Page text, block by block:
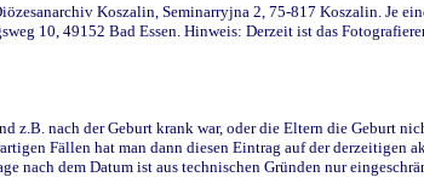
Koszalin, Seminarryjna 2, 75-817 Koszalin. Je
10, 49152 Bad Essen. Hinweis: Derzeit ist das
nach der Geburt krank war, oder die Eltern die Geburt
Fällen hat man dann diesen Eintrag auf der derzeitigen
nach dem Datum ist aus technischen Gründen nur